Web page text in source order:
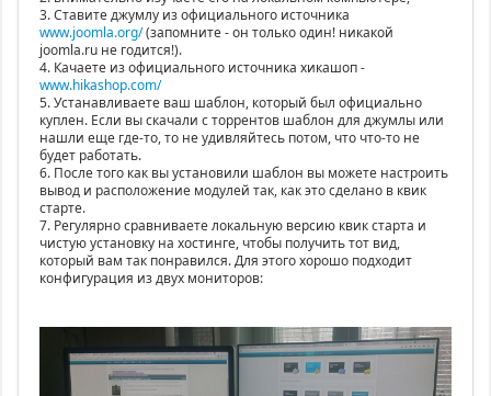
3. Ставите джумлу из официального источника
www.joomla.org/(запомните - он только один! никакой
joomla.ru не годится!).
4. Качаете из официального источника хикашоп -
www.hikashop.com/
5. Устанавливаете ваш шаблон, который был официально
куплен. Если вы скачали с торрентов шаблон для джумлы или
нашли еще где-то, то не удивляйтесь потом, что что-то не
будет работать.
6. После того как вы установили шаблон вы можете настроить
вывод и расположение модулей так, как это сделано в квик
старте.
7. Регулярно сравниваете локальную версию квик старта и
чистую установку на хостинге, чтобы получить тот вид,
который вам так понравился. Для этого хорошо подходит
конфигурация из двух мониторов: